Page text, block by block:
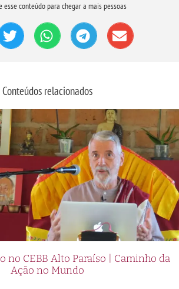
esse conteúdo para chegar a mais pessoas
Conteúdos relacionados
no CEBB Alto Paraíso | Caminho da
Ação no Mundo